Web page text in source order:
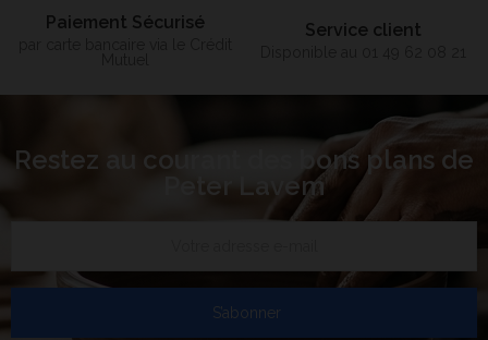
Paiement Sécurisé Service client
Restez au courant des bons plans de
Peter Lavem
S’abonner